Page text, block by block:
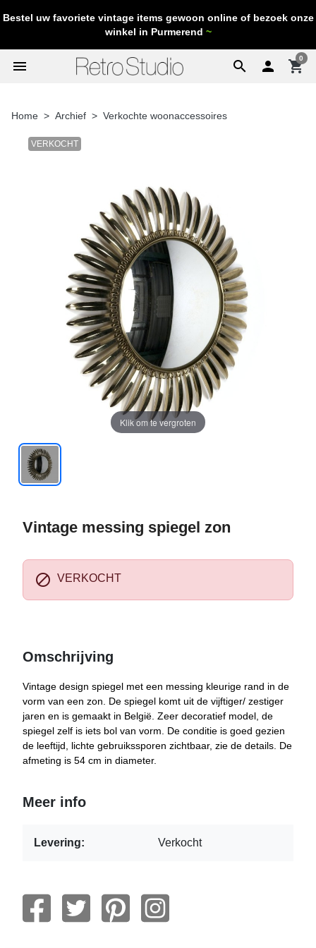
Bestel uw favoriete vintage items gewoon online of bezoek onze
winkel in Purmerend ~
search
menu  shopping_cart
0
Home Archief Verkochte woonaccessoires
VERKOCHT
Klik om te vergroten
Vintage messing spiegel zon
 VERKOCHT
Omschrijving
Vintage design spiegel met een messing kleurige rand in de
vorm van een zon. De spiegel komt uit de vijftiger/ zestiger
jaren en is gemaakt in België. Zeer decoratief model, de
spiegel zelf is iets bol van vorm. De conditie is goed gezien
de leeftijd, lichte gebruikssporen zichtbaar, zie de details. De
afmeting is 54 cm in diameter.
Meer info
Levering: Verkocht